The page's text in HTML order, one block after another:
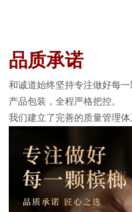
品质承诺
和诚道始终坚持专注做好每
产品包装，全程严格把控。
我们建立了完善的质量管理